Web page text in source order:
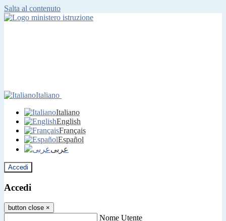
Salta al contenuto
Italiano
Italiano
English
Français
Español
عربى
Accedi
Accedi
button close ×
Nome Utente